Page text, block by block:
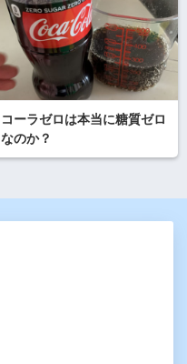
コーラゼロは本当に糖質ゼロ
なのか？